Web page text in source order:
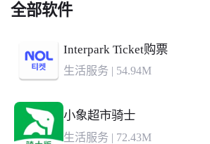
全部软件
Interpark Ticket购票
生活服务 | 54.94M
小象超市骑士
生活服务 | 72.43M